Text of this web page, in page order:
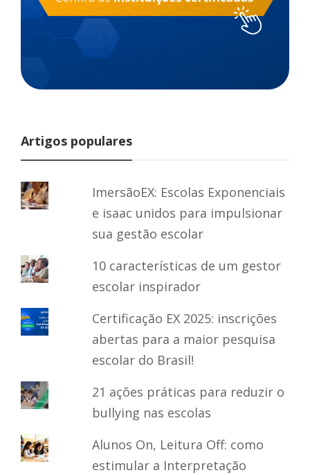
Artigos populares
ImersãoEX: Escolas Exponenciais
e isaac unidos para impulsionar
sua gestão escolar
10 características de um gestor
escolar inspirador
Certificação EX 2025: inscrições
abertas para a maior pesquisa
escolar do Brasil!
21 ações práticas para reduzir o
bullying nas escolas
Alunos On, Leitura Off: como
estimular a Interpretação